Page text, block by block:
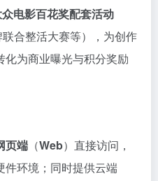
电影百花奖配套活动
联合整活大赛等），为创作
为商业曝光与积分奖励
页端 （Web）直接访问，
件环境；同时提供云端